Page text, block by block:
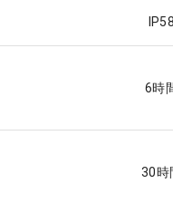
IP58
6時
30時